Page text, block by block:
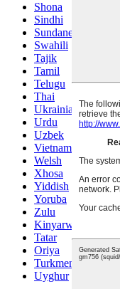
Shona
Sindhi
Sundanese
Swahili
Tajik
Tamil
Telugu
Thai
Ukrainian
Urdu
Uzbek
Vietnamese
Welsh
Xhosa
Yiddish
Yoruba
Zulu
Kinyarwanda
Tatar
Oriya
Turkmen
Uyghur